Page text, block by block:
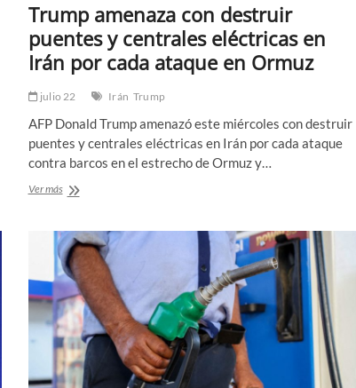
Trump amenaza con destruir
puentes y centrales eléctricas en
Irán por cada ataque en Ormuz
julio 22 Irán Trump
AFP Donald Trump amenazó este miércoles con destruir
puentes y centrales eléctricas en Irán por cada ataque
contra barcos en el estrecho de Ormuz y…
Ver másTrump
destruir
puentes
y
centrales
eléctricas
en
Irán
por
cada
ataque